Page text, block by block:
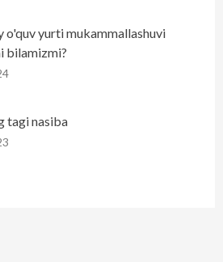
o'quv yurti mukammallashuvi
bilamizmi?
tagi nasiba